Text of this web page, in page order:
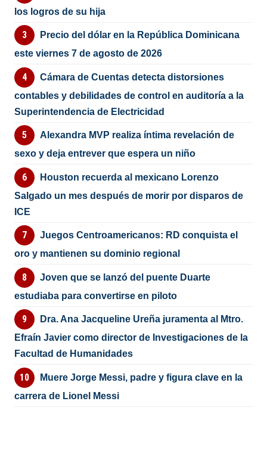
los logros de su hija
Precio del dólar en la República Dominicana
este viernes 7 de agosto de 2026
Cámara de Cuentas detecta distorsiones
contables y debilidades de control en auditoría a la
Superintendencia de Electricidad
Alexandra MVP realiza íntima revelación de
sexo y deja entrever que espera un niño
Houston recuerda al mexicano Lorenzo
Salgado un mes después de morir por disparos de
ICE
Juegos Centroamericanos: RD conquista el
oro y mantienen su dominio regional
Joven que se lanzó del puente Duarte
estudiaba para convertirse en piloto
Dra. Ana Jacqueline Ureña juramenta al Mtro.
Efraín Javier como director de Investigaciones de la
Facultad de Humanidades
Muere Jorge Messi, padre y figura clave en la
carrera de Lionel Messi